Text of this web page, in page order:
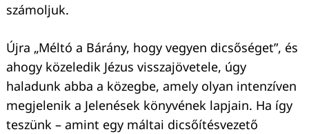
számoljuk.
Újra „Méltó a Bárány, hogy vegyen dicsőséget”, és
ahogy közeledik Jézus visszajövetele, úgy
haladunk abba a közegbe, amely olyan intenzíven
megjelenik a Jelenések könyvének lapjain. Ha így
teszünk – amint egy máltai dicsőítésvezető